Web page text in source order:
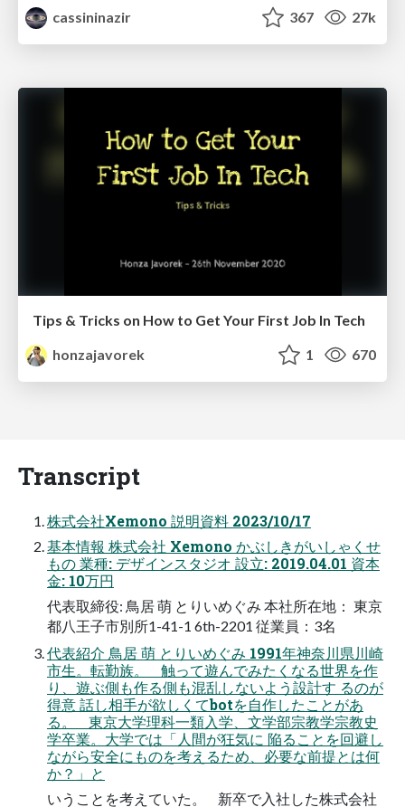
cassininazir
367 27k
Tips & Tricks on How to Get Your First Job In Tech
honzajavorek
1 670
Transcript
株式会社Xemono 説明資料 2023/10/17
基本情報 株式会社 Xemono かぶしきがいしゃくせ
もの 業種: デザインスタジオ 設立: 2019.04.01 資本
金: 10万円
代表取締役: 鳥居 萌 とりいめぐみ 本社所在地： 東京
都八王子市別所1-41-1 6th-2201 従業員：3名
代表紹介 鳥居 萌 とりいめぐみ 1991年神奈川県川崎
市生。転勤族。 触って遊んでみたくなる世界を作
り、遊ぶ側も作る側も混乱しないよう設計す るのが
得意 話し相手が欲しくてbotを自作したことがあ
る。 東京大学理科一類入学、文学部宗教学宗教史
学卒業。大学では「人間が狂気に 陥ることを回避し
ながら安全にものを考えるため、必要な前提とは何
か？」と
いうことを考えていた。 新卒で入社した株式会社